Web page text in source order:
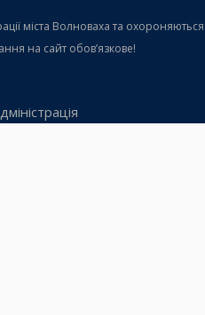
міста Волноваха та
на сайт обов’язкове!